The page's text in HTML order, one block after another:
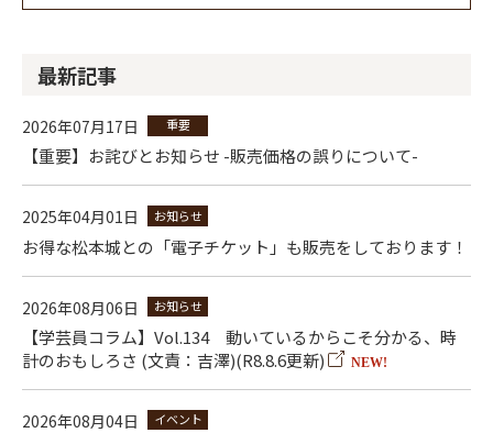
最新記事
2026年07月17日 重要
【重要】お詫びとお知らせ -販売価格の誤りについて-
2025年04月01日 お知らせ
お得な松本城との「電子チケット」も販売をしております！
2026年08月06日 お知らせ
【学芸員コラム】Vol.134 動いているからこそ分かる、時
計のおもしろさ (文責：吉澤)(R8.8.6更新)
NEW!
2026年08月04日 イベント